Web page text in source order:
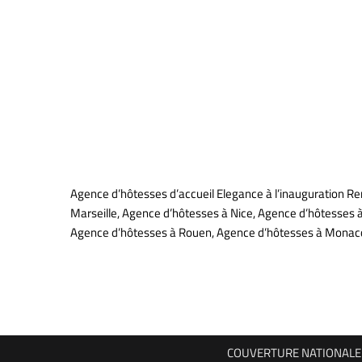
Agence d’hôtesses d’accueil Elegance à l’inauguration
Marseille, Agence d’hôtesses à Nice, Agence
Agence d’hôtesses à Rouen, Agence d’hôtesses à
COUVERTURE